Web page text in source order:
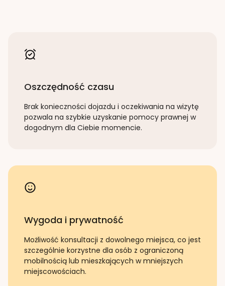
Oszczędność czasu
Brak konieczności dojazdu i oczekiwania na wizytę
pozwala na szybkie uzyskanie pomocy prawnej w
dogodnym dla Ciebie momencie.
Wygoda i prywatność
Możliwość konsultacji z dowolnego miejsca, co jest
szczególnie korzystne dla osób z ograniczoną
mobilnością lub mieszkających w mniejszych
miejscowościach.